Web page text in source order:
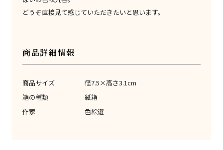
どうぞ直接見て感じていただきたいと思います。
商品詳細情報
商品サイズ
径7.5×高さ3.1cm
箱の種類
紙箱
作家
色絵遊